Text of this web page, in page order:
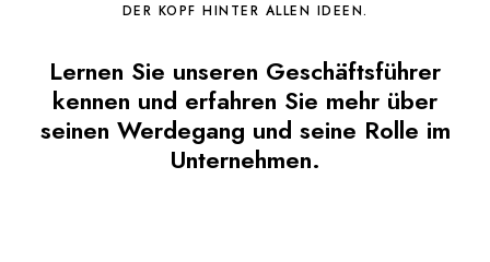
DER KOPF HINTER ALLEN IDEEN.
Lernen Sie unseren Geschäftsführer
kennen und erfahren Sie mehr über
seinen Werdegang und seine Rolle im
Unternehmen.